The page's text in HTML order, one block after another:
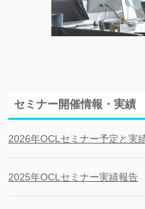
セミナー開催情報・実績
2026年OCLセミナー予定と実
2025年OCLセミナー実績報告